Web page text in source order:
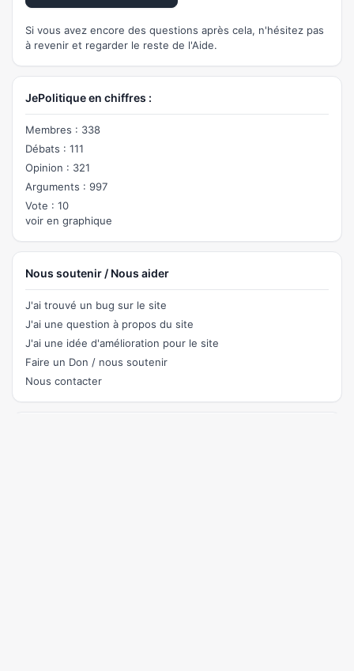
Si vous avez encore des questions après cela, n'hésitez pas
à revenir et regarder le reste de l'Aide.
JePolitique en chiffres :
Membres : 338
Débats : 111
Opinion : 321
Arguments : 997
Vote : 10
voir en graphique
Nous soutenir / Nous aider
J'ai trouvé un bug sur le site
J'ai une question à propos du site
J'ai une idée d'amélioration pour le site
Faire un Don / nous soutenir
Nous contacter